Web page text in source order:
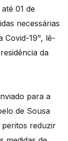
01 de
necessárias
Covid-19", lê-
da
para a
de Sousa
reduzir